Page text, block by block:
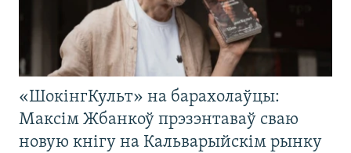
«ШокінгКульт» на барахолаўцы:
Максім Жбанкоў прэзэнтаваў сваю
новую кнігу на Кальварыйскім рынку